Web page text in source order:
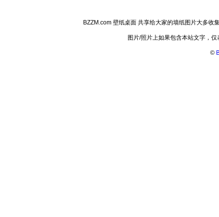
BZZM.com 壁纸桌面 共享给大家的墙纸图片大多
图片/照片上如果包含本站文字，
©